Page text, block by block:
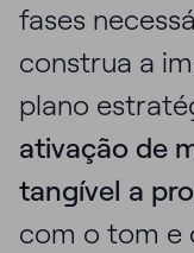
fases
construa a
plano
ativação de
tangível a
com o tom e